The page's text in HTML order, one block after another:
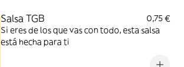
Salsa TGB
0,75 €
Si eres de los que vas con todo, esta salsa
está hecha para ti